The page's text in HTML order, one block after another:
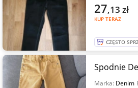
KUP TERAZ
27,13 zł
CZĘSTO
Spodnie
Marka: Denim